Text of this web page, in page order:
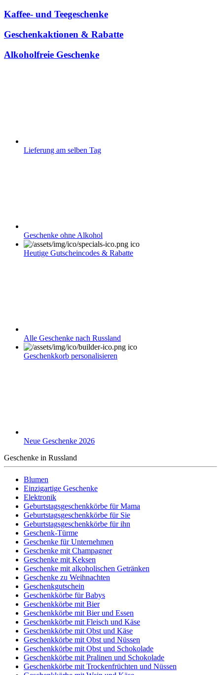
Kaffee- und Teegeschenke
Geschenkaktionen & Rabatte
Alkoholfreie Geschenke
Lieferung am selben Tag
Geschenke ohne Alkohol
Heutige Gutscheincodes & Rabatte
Alle Geschenke nach Russland
Geschenkkorb personalisieren
Neue Geschenke 2026
Geschenke in Russland
Blumen
Einzigartige Geschenke
Elektronik
Geburtstagsgeschenkkörbe für Mama
Geburtstagsgeschenkkörbe für Sie
Geburtstagsgeschenkkörbe für ihn
Geschenk-Türme
Geschenke für Unternehmen
Geschenke mit Champagner
Geschenke mit Keksen
Geschenke mit alkoholischen Getränken
Geschenke zu Weihnachten
Geschenkgutschein
Geschenkkörbe für Babys
Geschenkkörbe mit Bier
Geschenkkörbe mit Bier und Essen
Geschenkkörbe mit Fleisch und Käse
Geschenkkörbe mit Obst und Käse
Geschenkkörbe mit Obst und Nüssen
Geschenkkörbe mit Obst und Schokolade
Geschenkkörbe mit Pralinen und Schokolade
Geschenkkörbe mit Trockenfrüchten und Nüssen